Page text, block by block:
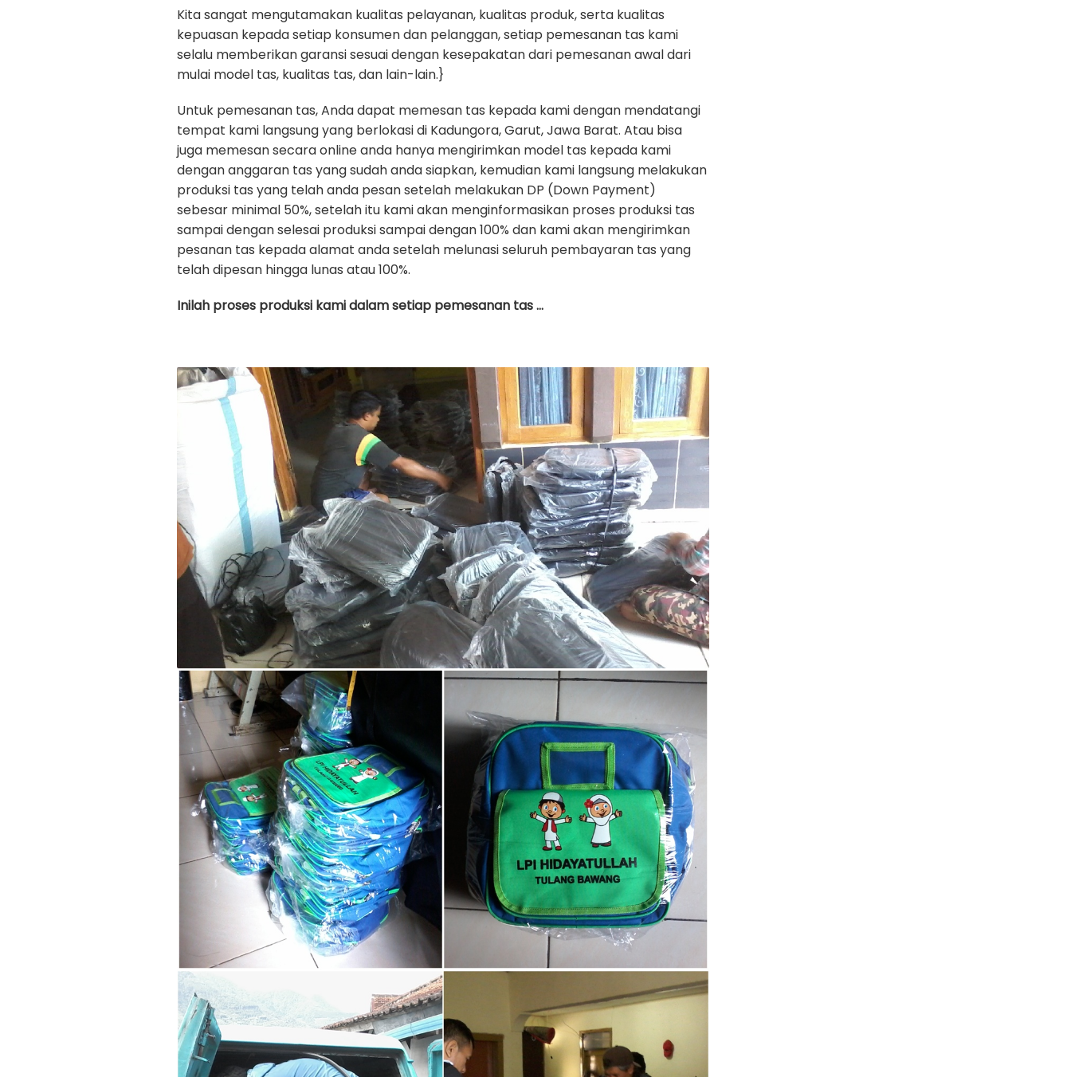
Kita sangat mengutamakan kualitas pelayanan, kualitas produk, serta kualitas
kepuasan kepada setiap konsumen dan pelanggan, setiap pemesanan tas kami
selalu memberikan garansi sesuai dengan kesepakatan dari pemesanan awal dari
mulai model tas, kualitas tas, dan lain-lain.}
Untuk pemesanan tas, Anda dapat memesan tas kepada kami dengan mendatangi
tempat kami langsung yang berlokasi di Kadungora, Garut, Jawa Barat. Atau bisa
juga memesan secara online anda hanya mengirimkan model tas kepada kami
dengan anggaran tas yang sudah anda siapkan, kemudian kami langsung melakukan
produksi tas yang telah anda pesan setelah melakukan DP (Down Payment)
sebesar minimal 50%, setelah itu kami akan menginformasikan proses produksi tas
sampai dengan selesai produksi sampai dengan 100% dan kami akan mengirimkan
pesanan tas kepada alamat anda setelah melunasi seluruh pembayaran tas yang
telah dipesan hingga lunas atau 100%.
Inilah proses produksi kami dalam setiap pemesanan tas …